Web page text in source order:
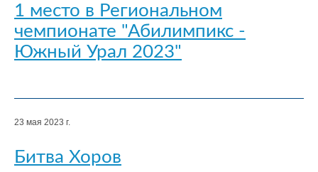
1 место в Региональном
чемпионате "Абилимпикс -
Южный Урал 2023"
23 мая 2023 г.
Битва Хоров